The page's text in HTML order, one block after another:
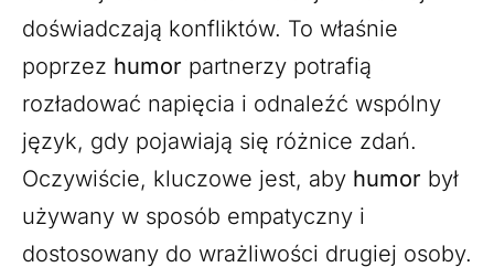
doświadczają konfliktów. To właśnie
poprzez humor partnerzy potrafią
rozładować napięcia i odnaleźć wspólny
język, gdy pojawiają się różnice zdań.
Oczywiście, kluczowe jest, aby humor był
używany w sposób empatyczny i
dostosowany do wrażliwości drugiej osoby.